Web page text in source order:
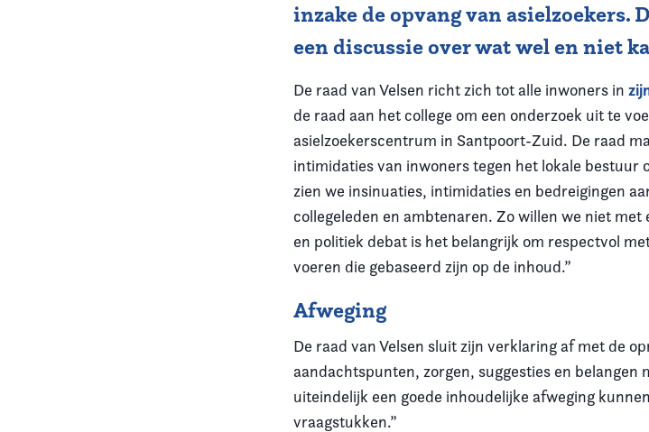
inzake de opvang van asielzoekers.
een discussie over wat wel en niet
De raad van Velsen richt zich tot alle inwoners in
de raad aan het college om een onderzoek uit te
asielzoekerscentrum in Santpoort-Zuid. De raad
intimidaties van inwoners tegen het lokale bestuur
zien we insinuaties, intimidaties en bedreigingen
collegeleden en ambtenaren. Zo willen we niet
en politiek debat is het belangrijk om respectvol
voeren die gebaseerd zijn op de inhoud.”
Afweging
De raad van Velsen sluit zijn verklaring af met de
aandachtspunten, zorgen, suggesties en belangen
uiteindelijk een goede inhoudelijke afweging
vraagstukken.”